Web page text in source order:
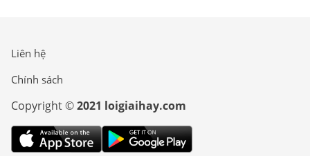
Liên hệ
Chính sách
Copyright ©2021 loigiaihay.com